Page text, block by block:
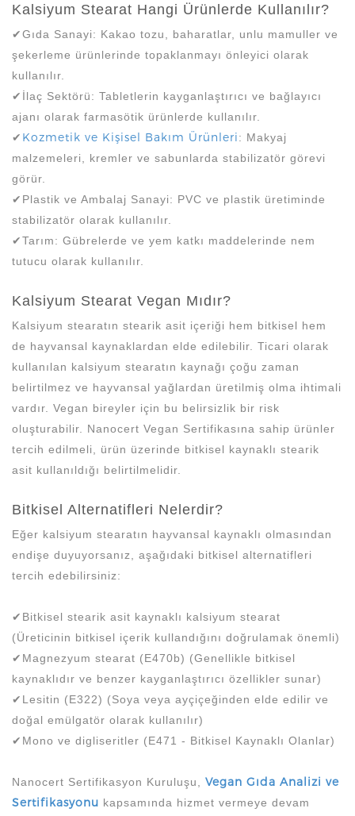
Kalsiyum Stearat Hangi Ürünlerde Kullanılır?
✔Gıda Sanayi: Kakao tozu, baharatlar, unlu mamuller ve
şekerleme ürünlerinde topaklanmayı önleyici olarak
kullanılır.
✔İlaç Sektörü: Tabletlerin kayganlaştırıcı ve bağlayıcı
ajanı olarak farmasötik ürünlerde kullanılır.
✔ Kozmetik ve Kişisel Bakım Ürünleri: Makyaj
malzemeleri, kremler ve sabunlarda stabilizatör görevi
görür.
✔Plastik ve Ambalaj Sanayi: PVC ve plastik üretiminde
stabilizatör olarak kullanılır.
✔Tarım: Gübrelerde ve yem katkı maddelerinde nem
tutucu olarak kullanılır.
Kalsiyum Stearat Vegan Mıdır?
Kalsiyum stearatın stearik asit içeriği hem bitkisel hem
de hayvansal kaynaklardan elde edilebilir. Ticari olarak
kullanılan kalsiyum stearatın kaynağı çoğu zaman
belirtilmez ve hayvansal yağlardan üretilmiş olma ihtimali
vardır. Vegan bireyler için bu belirsizlik bir risk
oluşturabilir. Nanocert Vegan Sertifikasına sahip ürünler
tercih edilmeli, ürün üzerinde bitkisel kaynaklı stearik
asit kullanıldığı belirtilmelidir.
Bitkisel Alternatifleri Nelerdir?
Eğer kalsiyum stearatın hayvansal kaynaklı olmasından
endişe duyuyorsanız, aşağıdaki bitkisel alternatifleri
tercih edebilirsiniz:
✔Bitkisel stearik asit kaynaklı kalsiyum stearat
(Üreticinin bitkisel içerik kullandığını doğrulamak önemli)
✔Magnezyum stearat (E470b) (Genellikle bitkisel
kaynaklıdır ve benzer kayganlaştırıcı özellikler sunar)
✔Lesitin (E322) (Soya veya ayçiçeğinden elde edilir ve
doğal emülgatör olarak kullanılır)
✔Mono ve digliseritler (E471 - Bitkisel Kaynaklı Olanlar)
Nanocert Sertifikasyon Kuruluşu, Vegan Gıda Analizi ve
Sertifikasyonu kapsamında hizmet vermeye devam